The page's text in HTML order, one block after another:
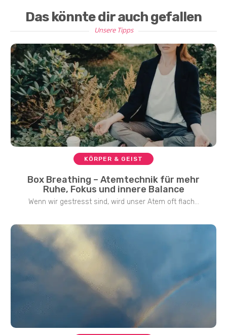
Das könnte dir auch gefallen
Unsere Tipps
KÖRPER & GEIST
Box Breathing – Atemtechnik für mehr
Ruhe, Fokus und innere Balance
Wenn wir gestresst sind, wird unser Atem oft flach...